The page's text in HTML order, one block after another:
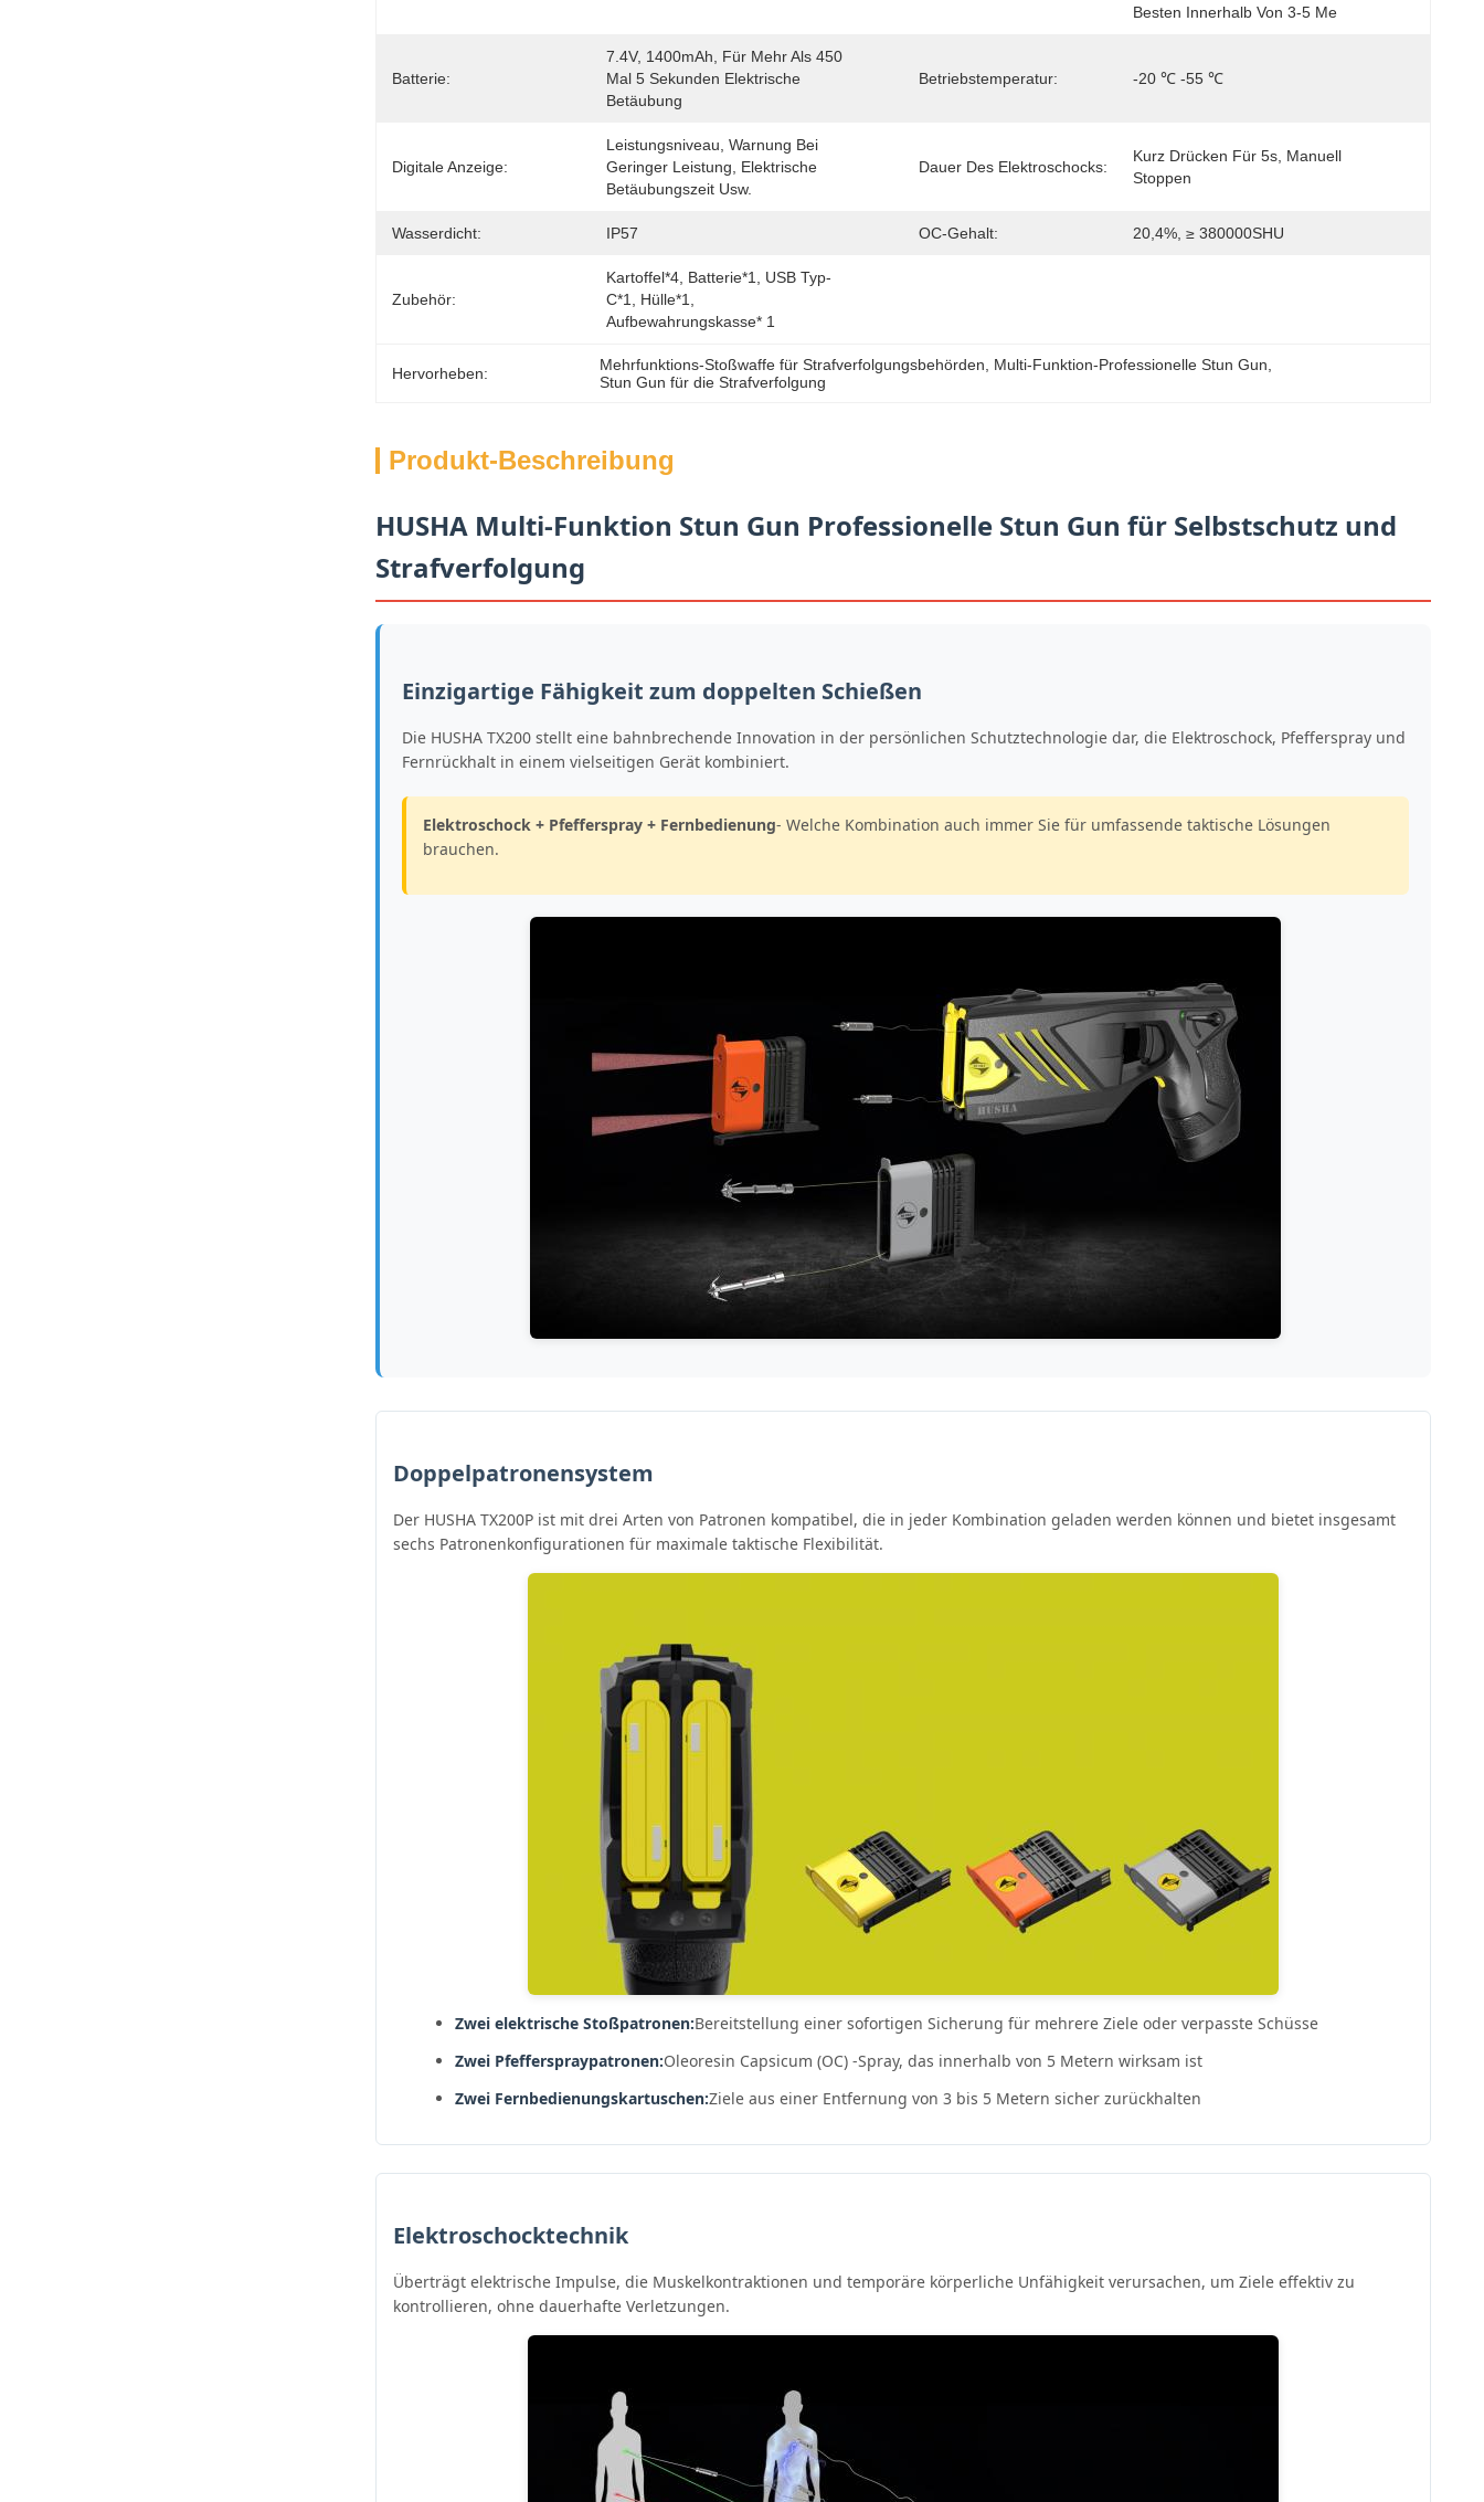
Besten Innerhalb Von 3-5 Me
Batterie:
7.4V, 1400mAh, Für Mehr Als 450
Mal 5 Sekunden Elektrische
Betäubung
Betriebstemperatur: -20 ℃ -55 ℃
Digitale Anzeige:
Leistungsniveau, Warnung Bei
Geringer Leistung, Elektrische
Betäubungszeit Usw.
Dauer Des Elektroschocks:
Kurz Drücken Für 5s, Manuell
Stoppen
Wasserdicht: IP57 OC-Gehalt: 20,4%, ≥ 380000SHU
Zubehör:
Kartoffel*4, Batterie*1, USB Typ-
C*1, Hülle*1,
Aufbewahrungskasse* 1
Hervorheben: Mehrfunktions-Stoßwaffe für Strafverfolgungsbehörden Multi-Funktion-Professionelle Stun Gun
Stun Gun für die Strafverfolgung
Produkt-Beschreibung
HUSHA Multi-Funktion Stun Gun Professionelle Stun Gun für Selbstschutz und
Strafverfolgung
Einzigartige Fähigkeit zum doppelten Schießen
Die HUSHA TX200 stellt eine bahnbrechende Innovation in der persönlichen Schutztechnologie dar, die Elektroschock, Pfefferspray und
Fernrückhalt in einem vielseitigen Gerät kombiniert.
Elektroschock + Pfefferspray + Fernbedienung- Welche Kombination auch immer Sie für umfassende taktische Lösungen
brauchen.
Doppelpatronensystem
Der HUSHA TX200P ist mit drei Arten von Patronen kompatibel, die in jeder Kombination geladen werden können und bietet insgesamt
sechs Patronenkonfigurationen für maximale taktische Flexibilität.
Zwei elektrische Stoßpatronen:Bereitstellung einer sofortigen Sicherung für mehrere Ziele oder verpasste Schüsse
Zwei Pfefferspraypatronen:Oleoresin Capsicum (OC) -Spray, das innerhalb von 5 Metern wirksam ist
Zwei Fernbedienungskartuschen:Ziele aus einer Entfernung von 3 bis 5 Metern sicher zurückhalten
Elektroschocktechnik
Überträgt elektrische Impulse, die Muskelkontraktionen und temporäre körperliche Unfähigkeit verursachen, um Ziele effektiv zu
kontrollieren, ohne dauerhafte Verletzungen.